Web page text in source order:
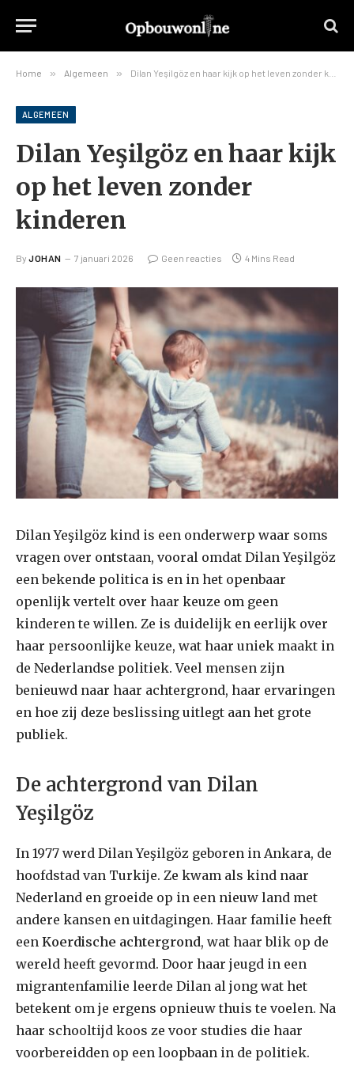
Home » Algemeen » Dilan Yeşilgöz en haar kijk op het leven zonder kinderen
ALGEMEEN
Dilan Yeşilgöz en haar kijk
op het leven zonder
kinderen
By JOHAN 7 januari 2026 Geen reacties 4 Mins Read
Dilan Yeşilgöz kind is een onderwerp waar soms
vragen over ontstaan, vooral omdat Dilan Yeşilgöz
een bekende politica is en in het openbaar
openlijk vertelt over haar keuze om geen
kinderen te willen. Ze is duidelijk en eerlijk over
haar persoonlijke keuze, wat haar uniek maakt in
de Nederlandse politiek. Veel mensen zijn
benieuwd naar haar achtergrond, haar ervaringen
en hoe zij deze beslissing uitlegt aan het grote
publiek.
De achtergrond van Dilan
Yeşilgöz
In 1977 werd Dilan Yeşilgöz geboren in Ankara, de
hoofdstad van Turkije. Ze kwam als kind naar
Nederland en groeide op in een nieuw land met
andere kansen en uitdagingen. Haar familie heeft
een Koerdische achtergrond, wat haar blik op de
wereld heeft gevormd. Door haar jeugd in een
migrantenfamilie leerde Dilan al jong wat het
betekent om je ergens opnieuw thuis te voelen. Na
haar schooltijd koos ze voor studies die haar
voorbereidden op een loopbaan in de politiek.